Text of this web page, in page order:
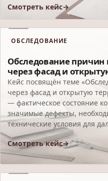
Смотреть кейс
ОБСЛЕДОВАНИЕ
Обследование причин
через фасад и
Кейс посвящён теме
через фасад и открытую
— фактическое состояние
значимые дефекты,
технические условия для
Смотреть кейс